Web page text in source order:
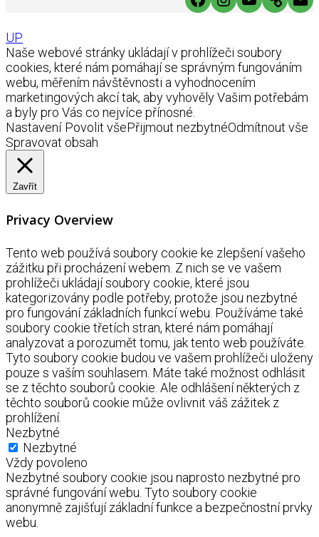
UP
Naše webové stránky ukládají v prohlížeči soubory
cookies, které nám pomáhají se správným fungováním
webu, měřením návštěvnosti a vyhodnocením
marketingových akcí tak, aby vyhověly Vašim potřebám
a byly pro Vás co nejvíce přínosné.
Nastavení Povolit všePřijmout nezbytnéOdmítnout vše
Spravovat obsah
Zavřít
Privacy Overview
Tento web používá soubory cookie ke zlepšení vašeho
zážitku při procházení webem. Z nich se ve vašem
prohlížeči ukládají soubory cookie, které jsou
kategorizovány podle potřeby, protože jsou nezbytné
pro fungování základních funkcí webu. Používáme také
soubory cookie třetích stran, které nám pomáhají
analyzovat a porozumět tomu, jak tento web používáte.
Tyto soubory cookie budou ve vašem prohlížeči uloženy
pouze s vaším souhlasem. Máte také možnost odhlásit
se z těchto souborů cookie. Ale odhlášení některých z
těchto souborů cookie může ovlivnit váš zážitek z
prohlížení.
Nezbytné
Nezbytné
Vždy povoleno
Nezbytné soubory cookie jsou naprosto nezbytné pro
správné fungování webu. Tyto soubory cookie
anonymně zajišťují základní funkce a bezpečnostní prvky
webu.